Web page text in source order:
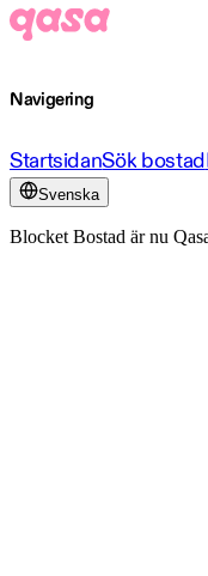
Navigering
StartsidanSök bostad
Svenska
Blocket Bostad är nu